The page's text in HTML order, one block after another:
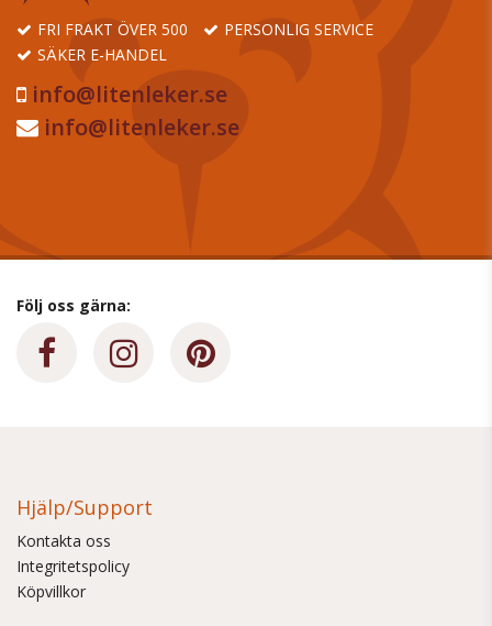
FRI FRAKT ÖVER 500
PERSONLIG SERVICE
SÄKER E-HANDEL
info@litenleker.se
info@litenleker.se
Följ oss gärna:
Hjälp/Support
Kontakta oss
Integritetspolicy
Köpvillkor